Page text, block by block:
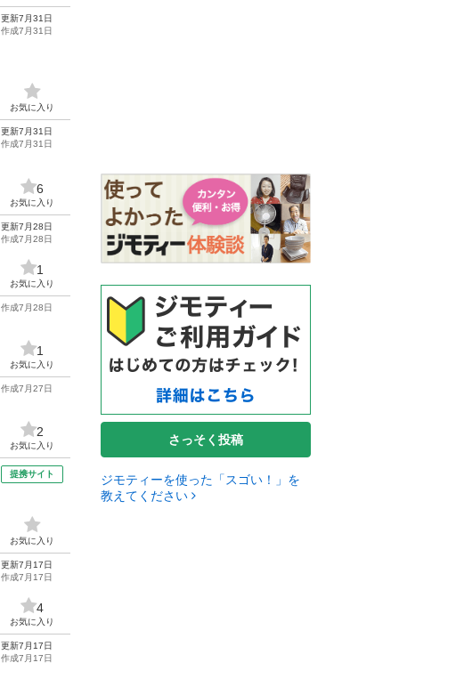
更新7月31日
作成7月31日
お気に入り
更新7月31日
作成7月31日
6
お気に入り
更新7月28日
作成7月28日
1
お気に入り
作成7月28日
1
お気に入り
作成7月27日
2
お気に入り
提携サイト
お気に入り
更新7月17日
作成7月17日
4
お気に入り
更新7月17日
作成7月17日
さっそく投稿
ジモティーを使った「スゴい！」を
教えてください